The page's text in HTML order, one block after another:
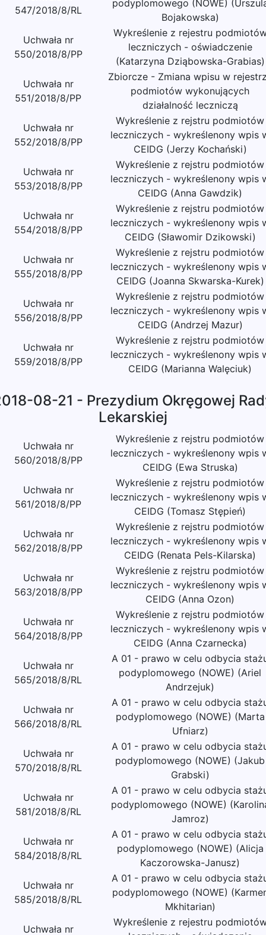
547/2018/8/RL
podyplomowego (NOWE)
Bojakowska)
Uchwała nr
550/2018/8/PP
Wykreślenie z rejestru
leczniczych - oświadczenie
(Katarzyna Dziąbowska-Grabias)
Uchwała nr
551/2018/8/PP
Zbiorcze - Zmiana wpisu w
podmiotów wykonujących
działalność leczniczą
Uchwała nr
552/2018/8/PP
Wykreślenie z rejstru podmiotów
leczniczych - wykreślenony wpis
CEIDG (Jerzy Kochański)
Uchwała nr
553/2018/8/PP
Wykreślenie z rejstru podmiotów
leczniczych - wykreślenony wpis
CEIDG (Anna Gawdzik)
Uchwała nr
554/2018/8/PP
Wykreślenie z rejstru podmiotów
leczniczych - wykreślenony wpis
CEIDG (Sławomir Dzikowski)
Uchwała nr
555/2018/8/PP
Wykreślenie z rejstru podmiotów
leczniczych - wykreślenony wpis
CEIDG (Joanna Skwarska-Kurek)
Uchwała nr
556/2018/8/PP
Wykreślenie z rejstru podmiotów
leczniczych - wykreślenony wpis
CEIDG (Andrzej Mazur)
Uchwała nr
559/2018/8/PP
Wykreślenie z rejstru podmiotów
leczniczych - wykreślenony wpis
CEIDG (Marianna Walęciuk)
08-21 - Prezydium Okręgowej
Lekarskiej
Uchwała nr
560/2018/8/PP
Wykreślenie z rejstru podmiotów
leczniczych - wykreślenony wpis
CEIDG (Ewa Struska)
Uchwała nr
561/2018/8/PP
Wykreślenie z rejstru podmiotów
leczniczych - wykreślenony wpis
CEIDG (Tomasz Stępień)
Uchwała nr
562/2018/8/PP
Wykreślenie z rejstru podmiotów
leczniczych - wykreślenony wpis
CEIDG (Renata Pels-Kilarska)
Uchwała nr
563/2018/8/PP
Wykreślenie z rejstru podmiotów
leczniczych - wykreślenony wpis
CEIDG (Anna Ozon)
Uchwała nr
564/2018/8/PP
Wykreślenie z rejstru podmiotów
leczniczych - wykreślenony wpis
CEIDG (Anna Czarnecka)
Uchwała nr
565/2018/8/RL
A 01 - prawo w celu odbycia
podyplomowego (NOWE) (Ariel
Andrzejuk)
Uchwała nr
566/2018/8/RL
A 01 - prawo w celu odbycia
podyplomowego (NOWE) (Marta
Ufniarz)
Uchwała nr
570/2018/8/RL
A 01 - prawo w celu odbycia
podyplomowego (NOWE) (Jakub
Grabski)
Uchwała nr
581/2018/8/RL
A 01 - prawo w celu odbycia
podyplomowego (NOWE)
Jamroz)
Uchwała nr
584/2018/8/RL
A 01 - prawo w celu odbycia
podyplomowego (NOWE) (Alicja
Kaczorowska-Janusz)
Uchwała nr
585/2018/8/RL
A 01 - prawo w celu odbycia
podyplomowego (NOWE)
Mkhitarian)
Uchwała nr
Wykreślenie z rejestru